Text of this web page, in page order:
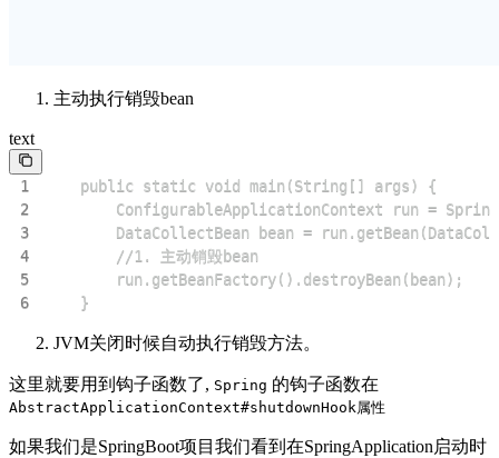
主动执行销毁bean
text
1
2
3
4
5
6
    }
JVM关闭时候自动执行销毁方法。
这里就要用到钩子函数了, Spring 的钩子函数在
AbstractApplicationContext#shutdownHook属性
如果我们是SpringBoot项目我们看到在SpringApplication启动时